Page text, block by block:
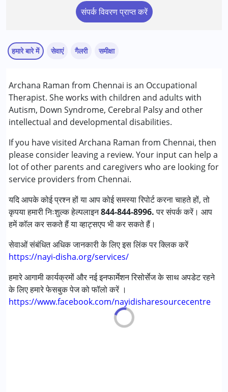
संपर्क विवरण प्राप्त करें
हमारे बारे में
Archana Raman from Chennai is an Occupational
Therapist. She works with children and adults with
Autism, Down Syndrome, Cerebral Palsy and other
intellectual and developmental disabilities.
If you have visited Archana Raman from Chennai, then
please consider leaving a review. Your input can help a
lot of other parents and caregivers who are looking for
service providers from Chennai.
यदि आपके कोई प्रश्न हों या आप कोई समस्या रिपोर्ट करना चाहते हों, तो
कृपया हमारी निःशुल्क हेल्पलाइन844-844-8996.पर संपर्क करें। आप
हमें कॉल कर सकते हैं या व्हाट्सएप भी कर सकते हैं।
सेवाओं संबंधित अधिक जानकारी के लिए इस लिंक पर क्लिक करें
https://nayi-disha.org/services/
हमारे आगामी कार्यक्रमों और नई इनफार्मेशन रिसोर्सेज के साथ अपडेट रहने
के लिए हमारे फेसबुक पेज को फॉलो करें ।
https://www.facebook.com/nayidisharesourcecentre
सेवाएं
ऑक्यूपेशनल थेरेपी
स्पेशल एजुकेशन
स्पीच थेरेपी
निम्नलिखित विकलांगता संबंधित सेवाएं उपलब्ध :
ऑटिज्म स्पेक्ट्रम डिसऑर्डर (ए एस डी )
सेरब्रल पाल्सी (सी पी )
डाउन सिंड्रोम (डी एस )
ग्लोबल डेवलपमेंटल डिले (एर्लियर टर्म वाज़ एमआर)
लर्निंग डिसेबिलिटीज़ (एलडी)
मल्टिपल डिसेबिलिटीज़ (एमडी)
years
लिंगमहिला, पुरुष
गैलरी समीक्षा